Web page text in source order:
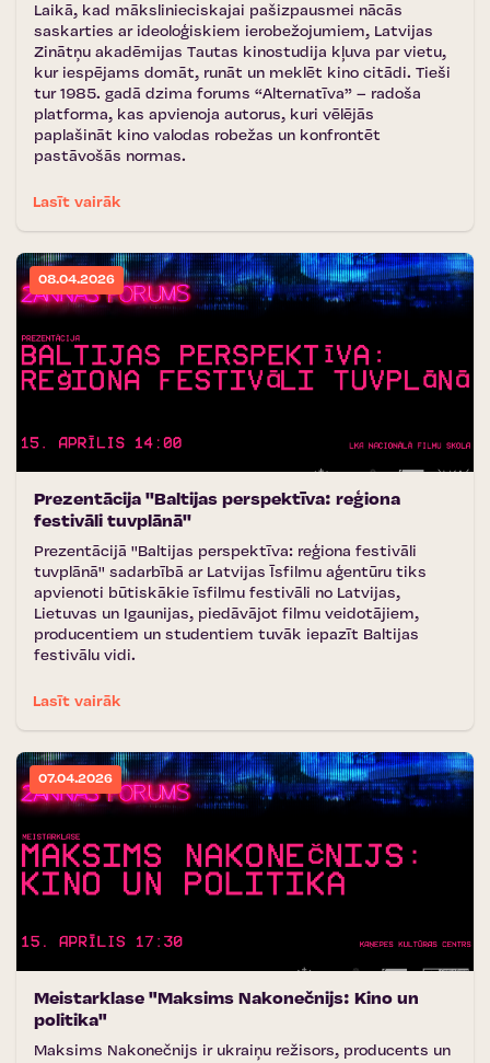
Laikā, kad mākslinieciskajai pašizpausmei nācās
saskarties ar ideoloģiskiem ierobežojumiem, Latvijas
Zinātņu akadēmijas Tautas kinostudija kļuva par vietu,
kur iespējams domāt, runāt un meklēt kino citādi. Tieši
tur 1985. gadā dzima forums “Alternatīva” – radoša
platforma, kas apvienoja autorus, kuri vēlējās
paplašināt kino valodas robežas un konfrontēt
pastāvošās normas.
Lasīt vairāk
08.04.2026
Prezentācija ''Baltijas perspektīva: reģiona
festivāli tuvplānā''
Prezentācijā ''Baltijas perspektīva: reģiona festivāli
tuvplānā'' sadarbībā ar Latvijas Īsfilmu aģentūru tiks
apvienoti būtiskākie īsfilmu festivāli no Latvijas,
Lietuvas un Igaunijas, piedāvājot filmu veidotājiem,
producentiem un studentiem tuvāk iepazīt Baltijas
festivālu vidi.
Lasīt vairāk
07.04.2026
Meistarklase "Maksims Nakonečnijs: Kino un
politika"
Maksims Nakonečnijs ir ukraiņu režisors, producents un